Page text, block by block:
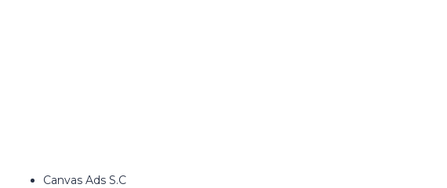
Canvas Ads S.C